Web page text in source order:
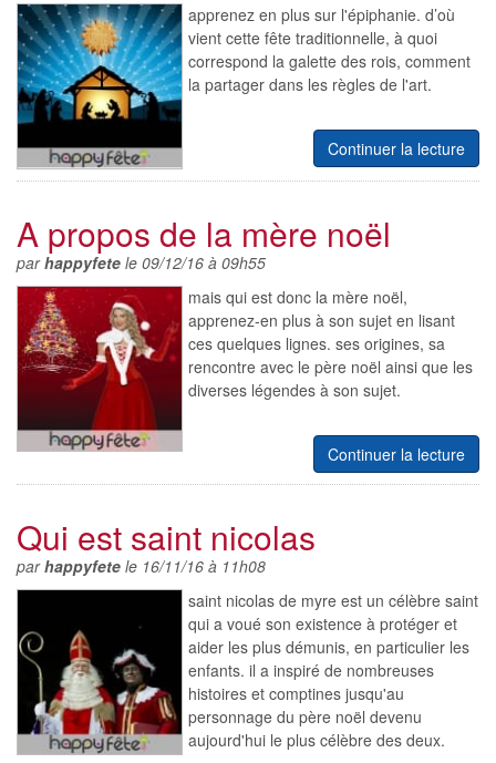
apprenez en plus sur l'épiphanie. d’où
vient cette fête traditionnelle, à quoi
correspond la galette des rois, comment
la partager dans les règles de l'art.
Continuer la lecture
A propos de la mère noël
parhappyfete le 09/12/16 à 09h55
mais qui est donc la mère noël,
apprenez-en plus à son sujet en lisant
ces quelques lignes. ses origines, sa
rencontre avec le père noël ainsi que les
diverses légendes à son sujet.
Continuer la lecture
Qui est saint nicolas
parhappyfete le 16/11/16 à 11h08
saint nicolas de myre est un célèbre saint
qui a voué son existence à protéger et
aider les plus démunis, en particulier les
enfants. il a inspiré de nombreuses
histoires et comptines jusqu'au
personnage du père noël devenu
aujourd'hui le plus célèbre des deux.